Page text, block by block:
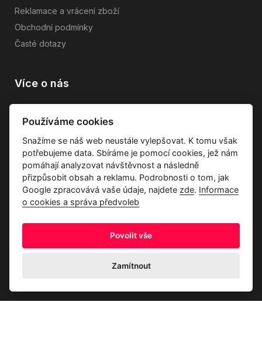
Reklamace a vrácení zboží
Obchodní podmínky
Časté dotazy
Více o nás
Průvodce tkaninami
Kontakty
Ochrana osobních údajů
Používáme cookies
Snažíme se náš web neustále vylepšovat. K tomu však
potřebujeme data. Sbíráme je pomocí cookies, jež nám
pomáhají analyzovat návštěvnost a následně
přizpůsobit obsah a reklamu. Podrobnosti o tom, jak
Google zpracovává vaše údaje, najdete zde. Informace
o cookies a správa předvoleb
Povolit vše
Zamítnout